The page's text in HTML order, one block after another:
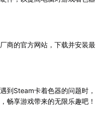
商的官方网站，下载并安装最
到Steam卡着色器的问题时，
畅享游戏带来的无限乐趣吧！